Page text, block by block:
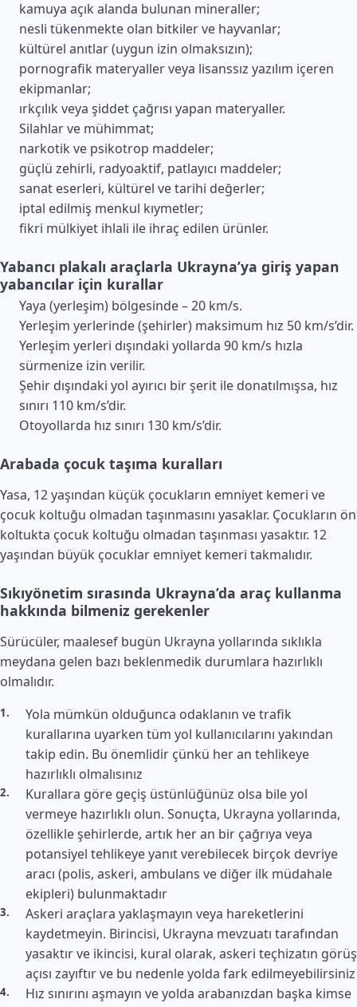
kamuya açık alanda bulunan mineraller;
nesli tükenmekte olan bitkiler ve hayvanlar;
kültürel anıtlar (uygun izin olmaksızın);
pornografik materyaller veya lisanssız yazılım içeren
ekipmanlar;
ırkçılık veya şiddet çağrısı yapan materyaller.
Silahlar ve mühimmat;
narkotik ve psikotrop maddeler;
güçlü zehirli, radyoaktif, patlayıcı maddeler;
sanat eserleri, kültürel ve tarihi değerler;
iptal edilmiş menkul kıymetler;
fikri mülkiyet ihlali ile ihraç edilen ürünler.
Yabancı plakalı araçlarla Ukrayna’ya giriş yapan
yabancılar için kurallar
Yaya (yerleşim) bölgesinde – 20 km/s.
Yerleşim yerlerinde (şehirler) maksimum hız 50 km/s’dir.
Yerleşim yerleri dışındaki yollarda 90 km/s hızla
sürmenize izin verilir.
Şehir dışındaki yol ayırıcı bir şerit ile donatılmışsa, hız
sınırı 110 km/s’dir.
Otoyollarda hız sınırı 130 km/s’dir.
Arabada çocuk taşıma kuralları
Yasa, 12 yaşından küçük çocukların emniyet kemeri ve
çocuk koltuğu olmadan taşınmasını yasaklar. Çocukların ön
koltukta çocuk koltuğu olmadan taşınması yasaktır. 12
yaşından büyük çocuklar emniyet kemeri takmalıdır.
Sıkıyönetim sırasında Ukrayna’da araç kullanma
hakkında bilmeniz gerekenler
Sürücüler, maalesef bugün Ukrayna yollarında sıklıkla
meydana gelen bazı beklenmedik durumlara hazırlıklı
olmalıdır.
Yola mümkün olduğunca odaklanın ve trafik
kurallarına uyarken tüm yol kullanıcılarını yakından
takip edin. Bu önemlidir çünkü her an tehlikeye
hazırlıklı olmalısınız
Kurallara göre geçiş üstünlüğünüz olsa bile yol
vermeye hazırlıklı olun. Sonuçta, Ukrayna yollarında,
özellikle şehirlerde, artık her an bir çağrıya veya
potansiyel tehlikeye yanıt verebilecek birçok devriye
aracı (polis, askeri, ambulans ve diğer ilk müdahale
ekipleri) bulunmaktadır
Askeri araçlara yaklaşmayın veya hareketlerini
kaydetmeyin. Birincisi, Ukrayna mevzuatı tarafından
yasaktır ve ikincisi, kural olarak, askeri teçhizatın görüş
açısı zayıftır ve bu nedenle yolda fark edilmeyebilirsiniz
Hız sınırını aşmayın ve yolda arabanızdan başka kimse